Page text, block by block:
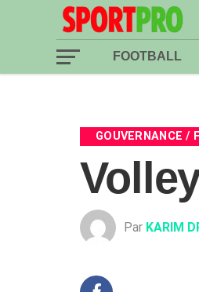
FOOTBALL
GOUVERNANCE /
Par KARIM